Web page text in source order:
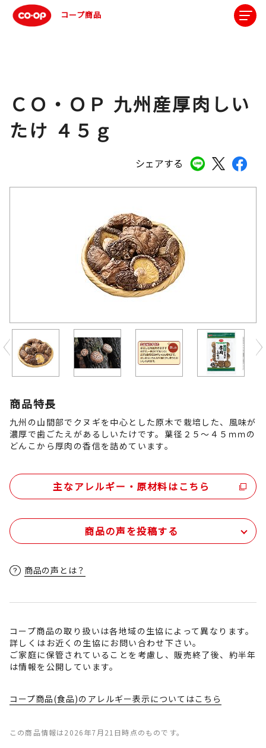
コープ商品
シェアする
ＣＯ・ＯＰ 九州産厚肉しい
たけ ４５ｇ
Previous
商品特長
九州の山間部でクヌギを中心とした原木で栽培した、風味が
濃厚で歯ごたえがあるしいたけです。葉径２５～４５ｍｍの
どんこから厚肉の香信を詰めています。
主なアレルギー・原材料はこちら
商品の声を投稿する
商品の声とは？
コープ商品の取り扱いは各地域の生協によって異なります。
詳しくはお近くの生協にお問い合わせ下さい。
ご家庭に保管されていることを考慮し、販売終了後、約半年
は情報を公開しています。
コープ商品(食品)のアレルギー表示についてはこちら
この商品情報は2026年7月21日時点のものです。